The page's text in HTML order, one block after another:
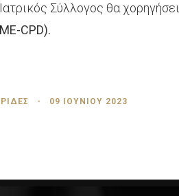
Σύλλογος θα χορηγήσει
CPD).
09 ΙΟΥΝΊΟΥ 2023